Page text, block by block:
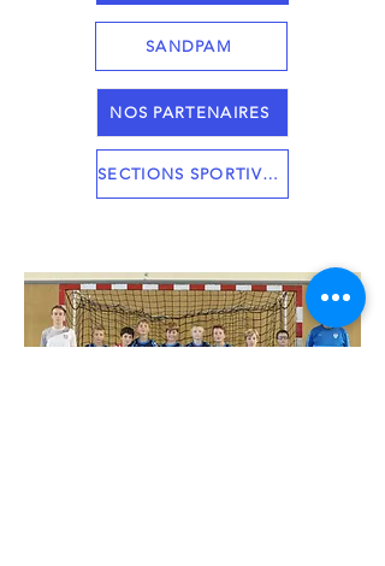
SANDPAM
NOS PARTENAIRES
SECTIONS SPORTIVES